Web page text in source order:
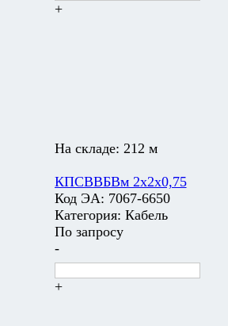
+
На складе: 212 м
КПСВВБВм 2х2х0,75
Код ЭА: 7067-6650
Категория: Кабель
По запросу
-
+